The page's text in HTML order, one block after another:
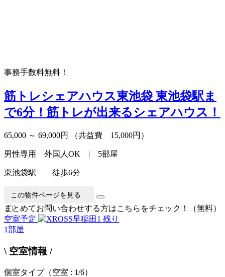
事務手数料無料！
筋トレシェアハウス東池袋 東池袋駅ま
で6分！筋トレが出来るシェアハウス！
65,000 ～ 69,000円 （共益費 15,000円）
男性専用 外国人OK | 5部屋
東池袋駅 徒歩6分
この物件ページを見る
まとめてお問い合わせする方はこちらをチェック！（無料）
空室予定
残り
1部屋
\ 空室情報 /
個室タイプ（空室 : 1/6）